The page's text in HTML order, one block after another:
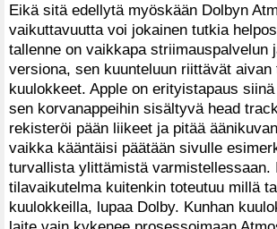
Eikä sitä edellytä myöskään Dolbyn
vaikuttavuutta voi jokainen tutkia
tallenne on vaikkapa striimauspalvelun
versiona, sen kuunteluun riittävät aivan
kuulokkeet. Apple on erityistapaus
sen korvanappeihin sisältyvä head
rekisteröi pään liikeet ja pitää
vaikka kääntäisi päätään sivulle
turvallista ylittämistä varmistellessaan.
tilavaikutelma kuitenkin toteutuu millä
kuulokkeilla, lupaa Dolby. Kunhan